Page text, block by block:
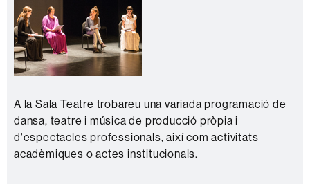
A la Sala Teatre trobareu una variada programació de
dansa, teatre i música de producció pròpia i
d'espectacles professionals, així com activitats
acadèmiques o actes institucionals.